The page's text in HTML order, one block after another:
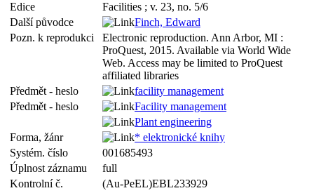
Edice
Facilities ; v. 23, no. 5/6
Další původce
Finch, Edward
Pozn. k reprodukci
Electronic reproduction. Ann Arbor, MI :
ProQuest, 2015. Available via World Wide
Web. Access may be limited to ProQuest
affiliated libraries
Předmět - heslo
facility management
Předmět - heslo
Facility management
Plant engineering
Forma, žánr
* elektronické knihy
Systém. číslo
001685493
Úplnost záznamu
full
Kontrolní č.
(Au-PeEL)EBL233929